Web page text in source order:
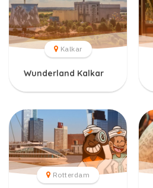
Kalkar
Wunderland Kalkar
Rotterdam